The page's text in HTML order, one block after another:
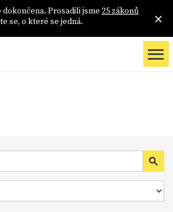
Prosadili jsme 25 zákonů
se, o které se jedná.